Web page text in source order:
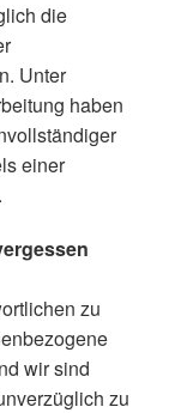
die
Unter
haben
einer
zu
wir sind
zu